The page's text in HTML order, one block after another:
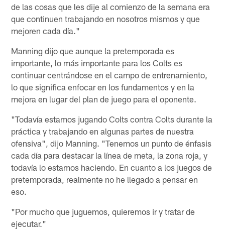
de las cosas que les dije al comienzo de la semana era
que continuen trabajando en nosotros mismos y que
mejoren cada día."
Manning dijo que aunque la pretemporada es
importante, lo más importante para los Colts es
continuar centrándose en el campo de entrenamiento,
lo que significa enfocar en los fundamentos y en la
mejora en lugar del plan de juego para el oponente.
"Todavía estamos jugando Colts contra Colts durante la
práctica y trabajando en algunas partes de nuestra
ofensiva", dijo Manning. "Tenemos un punto de énfasis
cada día para destacar la línea de meta, la zona roja, y
todavía lo estamos haciendo. En cuanto a los juegos de
pretemporada, realmente no he llegado a pensar en
eso.
"Por mucho que juguemos, quieremos ir y tratar de
ejecutar."